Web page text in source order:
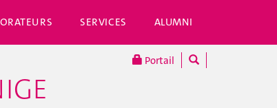
SERVICES ALUMNI
Portail